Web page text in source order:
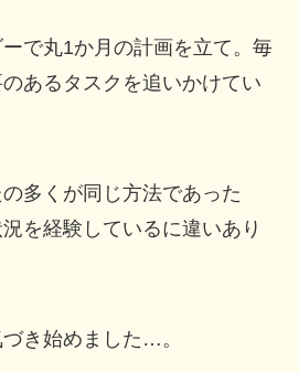
で丸1か月の計画を立て。毎
あるタスクを追いかけてい
多くが同じ方法であった
を経験しているに違いあり
き始めました…。